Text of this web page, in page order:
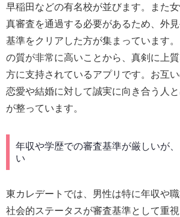
早稲田などの有名校が並びます。また
真審査を通過する必要があるため、外
基準をクリアした方が集まっています
の質が非常に高いことから、真剣に上
方に支持されているアプリです。お互い
恋愛や結婚に対して誠実に向き合う人
が整っています。
年収や学歴での審査基準が厳しいが
い
東カレデートでは、男性は特に年収や
社会的ステータスが審査基準として重